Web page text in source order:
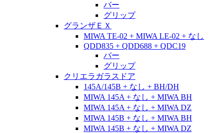
バー
グリップ
グランザＥＸ
MIWA TE-02 + MIWA LE-02 + なし
QDD835 + QDD688 + QDC19
バー
グリップ
クリエラガラスドア
145A/145B + なし + BH/DH
MIWA 145A + なし + MIWA BH
MIWA 145A + なし + MIWA DZ
MIWA 145B + なし + MIWA BH
MIWA 145B + なし + MIWA DZ